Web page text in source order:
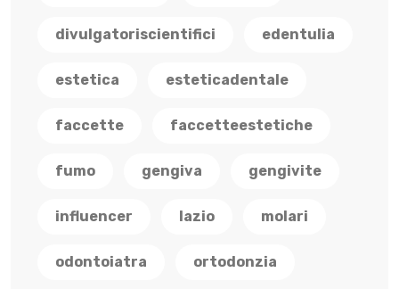
divulgatoriscientifici edentulia
estetica esteticadentale
faccette faccetteestetiche
fumo gengiva gengivite
influencer lazio molari
odontoiatra ortodonzia